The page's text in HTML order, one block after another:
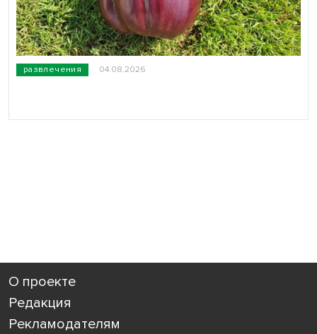
развлечения 04.08.2026
О проекте
Редакция
Рекламодателям